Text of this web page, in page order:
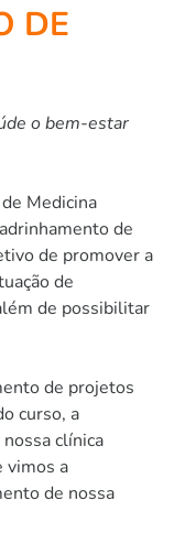
DE
o bem-estar
Medicina
de
de promover a
de
de possibilitar
de projetos
curso, a
clínica
vimos a
de nossa